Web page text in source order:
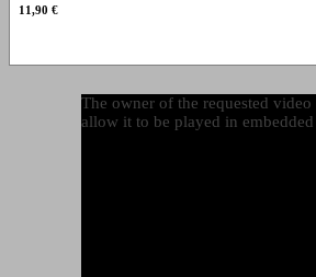
11,90 €
The owner of the requested video
allow it to be played in embedded